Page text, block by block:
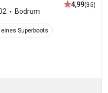
Bodrum
4,99(35)
Superboots